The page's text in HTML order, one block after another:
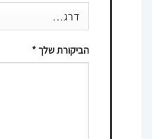
הביקורת שלך*